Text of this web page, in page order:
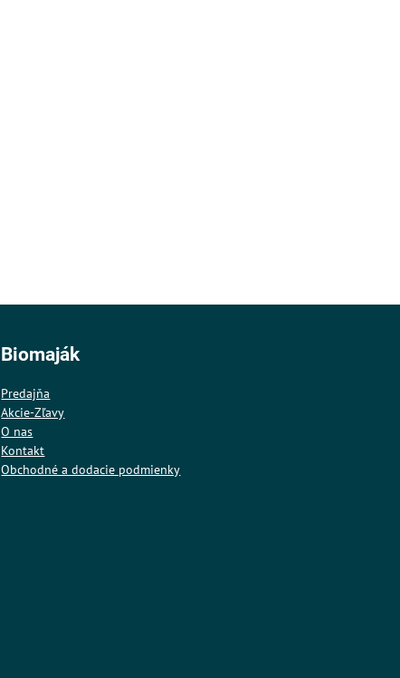
Biomaják
Predajňa
Akcie-Zľavy
O nas
Kontakt
Obchodné a dodacie podmienky